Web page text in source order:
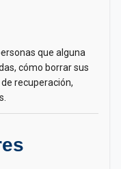
que alguna
cómo borrar sus
recuperación,